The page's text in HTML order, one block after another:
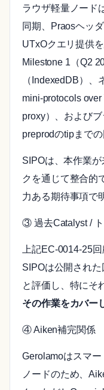
ラウザ軽量ノード
同期、Praosヘッ
UTxOクエリ提供
Milestone 1（Q2
（IndexedDB）
mini-protocols
proxy）、および
preprodのtipまでの
SIPOは、本作業
クを通じて整合的
力ある期待事項で
③ 過去Catalyst /
上記EC-0014-25回
SIPOは公開され
と評価し、特にそ
その作業をカバー
④ Aiken補完関係
Gerolamoはスマ
ノードのため、